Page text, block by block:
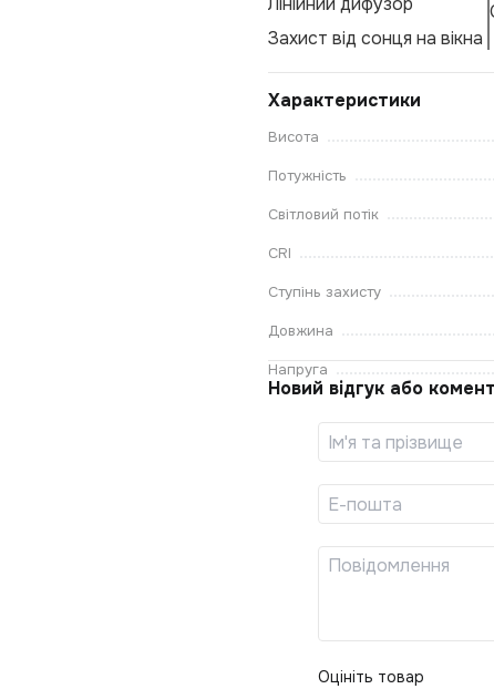
Захист від сонця на вікна
Характеристики
Висота
Потужність
Світловий потік
CRI
Ступінь захисту
Довжина
Напруга
Новий відгук або
Оцініть товар